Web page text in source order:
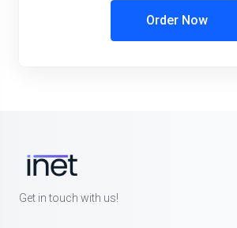
Order Now
Get in touch with us!